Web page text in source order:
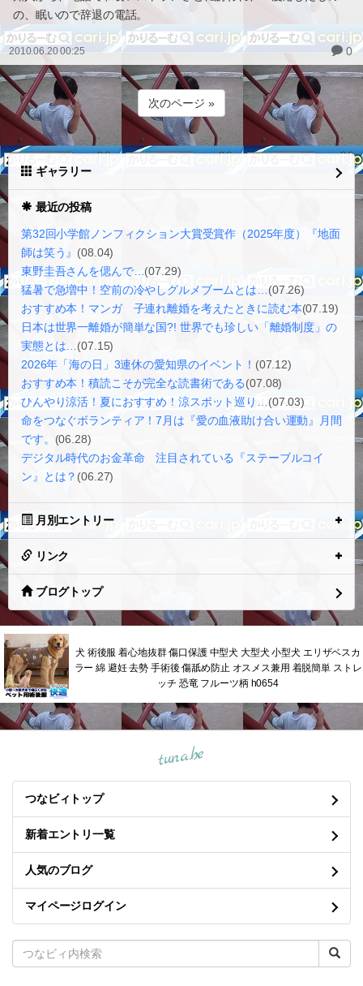
の、眠いので辞退の電話。
2010.06.20 00:25 0
次のページ »
ギャラリー
最近の投稿
第32回小学館ノンフィクション大賞受賞作（2025年度）『地面
師は笑う』 (08.04)
東野圭吾さんを偲んで…(07.29)
猛暑で急増中！空前の冷やしグルメブームとは… (07.26)
おすすめ本！マンガ 子連れ離婚を考えたときに読む本(07.19)
日本は世界一離婚が簡単な国?! 世界でも珍しい「離婚制度」の
実態とは… (07.15)
2026年「海の日」3連休の愛知県のイベント！ (07.12)
おすすめ本！積読こそが完全な読書術である(07.08)
ひんやり涼活！夏におすすめ！涼スポット巡り… (07.03)
命をつなぐボランティア！7月は『愛の血液助け合い運動』月間
です。 (06.28)
デジタル時代のお金革命 注目されている『ステーブルコイ
ン』とは？ (06.27)
月別エントリー
リンク
ブログトップ
犬 術後服 着心地抜群 傷口保護 中型犬 大型犬 小型犬 エリザベスカ
ラー 綿 避妊 去勢 手術後 傷舐め防止 オスメス兼用 着脱簡単 ストレ
ッチ 恐竜 フルーツ柄 h0654
tuna.be
つなビィトップ
新着エントリ一覧
人気のブログ
マイページログイン